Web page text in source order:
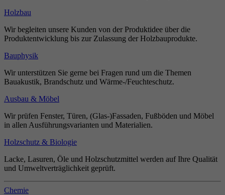
Holzbau
Wir begleiten unsere Kunden von der Produktidee über die
Produktentwicklung bis zur Zulassung der Holzbauprodukte.
Bauphysik
Wir unterstützen Sie gerne bei Fragen rund um die Themen
Bauakustik, Brandschutz und Wärme-/Feuchteschutz.
Ausbau & Möbel
Wir prüfen Fenster, Türen, (Glas-)Fassaden, Fußböden und Möbel
in allen Ausführungsvarianten und Materialien.
Holzschutz & Biologie
Lacke, Lasuren, Öle und Holzschutzmittel werden auf Ihre Qualität
und Umweltverträglichkeit geprüft.
Chemie